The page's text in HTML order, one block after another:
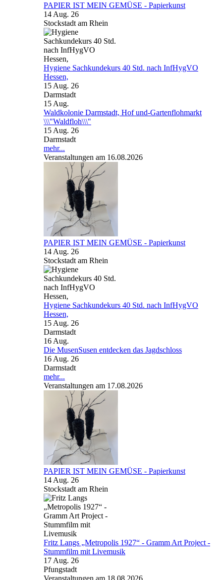
PAPIER IST MEIN GEMÜSE - Papierkunst
14 Aug. 26
Stockstadt am Rhein
Hygiene Sachkundekurs 40 Std. nach InfHygVO
Hessen,
15 Aug. 26
Darmstadt
15 Aug.
Waldkolonie Darmstadt, Hof und-Gartenflohmarkt
\\\"Waldfloh\\\"
15 Aug. 26
Darmstadt
mehr...
Veranstaltungen am 16.08.2026
PAPIER IST MEIN GEMÜSE - Papierkunst
14 Aug. 26
Stockstadt am Rhein
Hygiene Sachkundekurs 40 Std. nach InfHygVO
Hessen,
15 Aug. 26
Darmstadt
16 Aug.
Die MusenSusen entdecken das Jagdschloss
16 Aug. 26
Darmstadt
mehr...
Veranstaltungen am 17.08.2026
PAPIER IST MEIN GEMÜSE - Papierkunst
14 Aug. 26
Stockstadt am Rhein
Fritz Langs „Metropolis 1927“ - Gramm Art Project -
Stummfilm mit Livemusik
17 Aug. 26
Pfungstadt
Veranstaltungen am 18.08.2026